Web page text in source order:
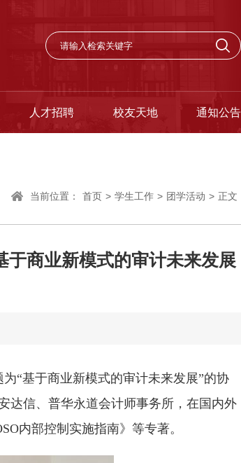
人才招聘 校友天地 通知公告
当前位置： 首页 > 学生工作 > 团学活动 > 正文
商业新模式的审计未来发展
“基于商业新模式的审计未来发展”的协
达信、普华永道会计师事务所，在国内外
内部控制实施指南》等专著。